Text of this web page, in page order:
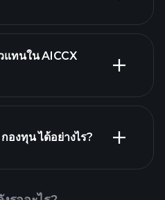
แทนใน AICCX
องทุน ได้อย่างไร?